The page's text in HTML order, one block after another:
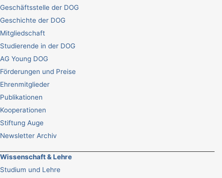
Geschäftsstelle der DOG
Geschichte der DOG
Mitgliedschaft
Studierende in der DOG
AG Young DOG
Förderungen und Preise
Ehrenmitglieder
Publikationen
Kooperationen
Stiftung Auge
Newsletter Archiv
Wissenschaft & Lehre
Studium und Lehre